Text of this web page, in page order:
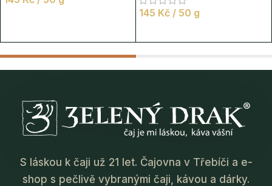
145 Kč / 50 g
S láskou k čaji už 21 let. Čajovna v Třebíči a e-
shop s pečlivě vybranými čaji, kávou a dárky.